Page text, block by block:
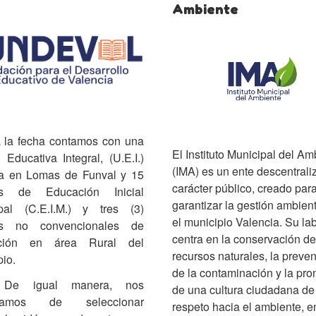
fecha contamos con una
Educativa Integral, (U.E.I.)
en Lomas de Funval y 15
de Educación Inicial
(C.E.I.M.) y tres (3)
no convencionales de
en área Rural del
manera, nos
de seleccionar
Ambiente
El Instituto Municipal del
(IMA) es un ente
carácter público, creado
garantizar la gestión
el municipio Valencia. Su
centra en la conservación
recursos naturales, la
de la contaminación y la
de una cultura ciudadana de
respeto hacia el ambiente,